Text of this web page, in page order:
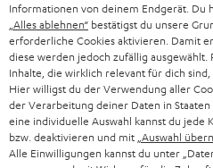
Informationen von deinem Endgerät. Du
„Alles ablehnen“ bestätigst du unsere
erforderliche Cookies aktivieren. Damit
diese werden jedoch zufällig ausgewählt.
Inhalte, die wirklich relevant für dich
Hier willigst du der Verwendung aller
der Verarbeitung deiner Daten in Staaten
eine individuelle Auswahl kannst du jede
bzw. deaktivieren und mit „Auswahl
Alle Einwilligungen kannst du unter